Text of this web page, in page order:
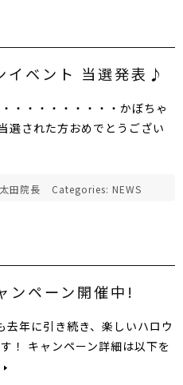
イベント 当選発表♪
・・・・・・・・・かぼちゃ
選された方おめでとうござい
太田院長 Categories: NEWS
ンペーン開催中!
年に引き続き、楽しいハロウ
！ キャンペーン詳細は以下を